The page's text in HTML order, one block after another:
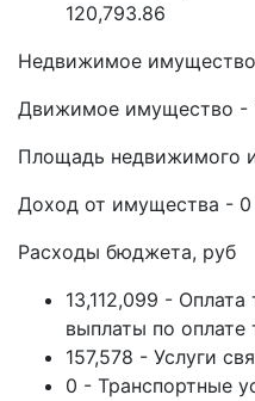
120,793.86
Недвижимое имущество
Движимое имущество -
Площадь недвижимого
Доход от имущества - 0
Расходы бюджета, руб
13,112,099 -
выплаты по оплате
157,578 - Услуги
0 - Транспортные